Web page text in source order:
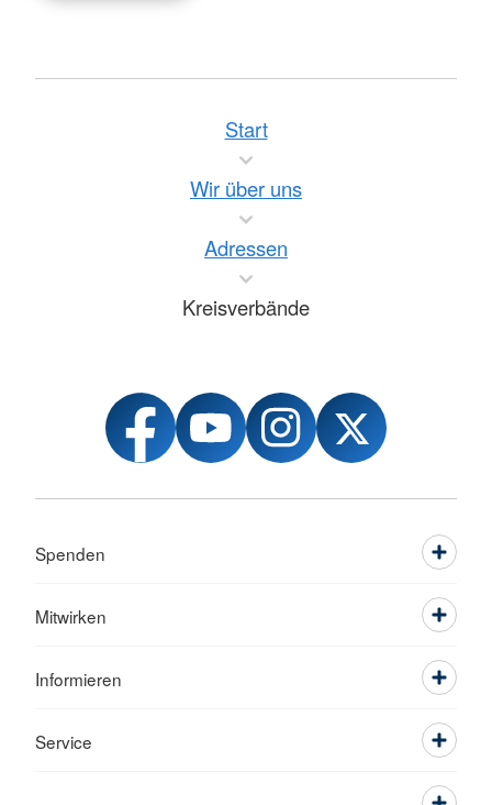
Start
Wir über uns
Adressen
Kreisverbände
Spenden
Mitwirken
Informieren
Service